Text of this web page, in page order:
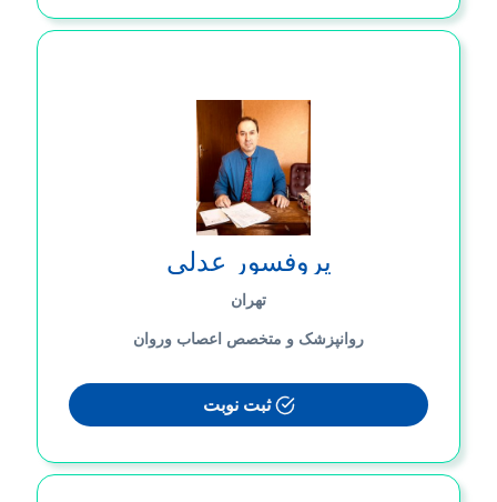
پروفسور عدلی
تهران
روانپزشک و متخصص اعصاب وروان
ثبت نوبت